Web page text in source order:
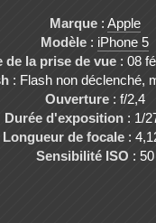
Marque: Apple
Modèle : iPhone 5
de la prise de vue: 08
: Flash non déclenché,
Ouverture: f/2,4
Durée d'exposition : 1/
Longueur de focale:
Sensibilité ISO : 50